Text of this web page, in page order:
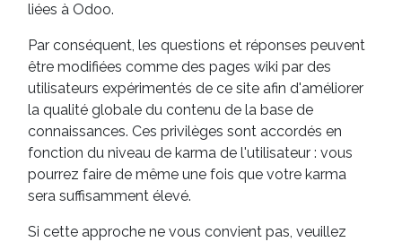
liées à Odoo.
Par conséquent, les questions et réponses peuvent
être modifiées comme des pages wiki par des
utilisateurs expérimentés de ce site afin d'améliorer
la qualité globale du contenu de la base de
connaissances. Ces privilèges sont accordés en
fonction du niveau de karma de l'utilisateur : vous
pourrez faire de même une fois que votre karma
sera suffisamment élevé.
Si cette approche ne vous convient pas, veuillez